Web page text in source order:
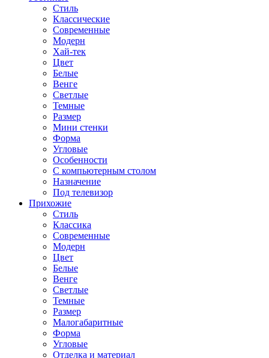
Стиль
Классические
Современные
Модерн
Хай-тек
Цвет
Белые
Венге
Светлые
Темные
Размер
Мини стенки
Форма
Угловые
Особенности
С компьютерным столом
Назначение
Под телевизор
Прихожие
Стиль
Классика
Современные
Модерн
Цвет
Белые
Венге
Светлые
Темные
Размер
Малогабаритные
Форма
Угловые
Отделка и материал